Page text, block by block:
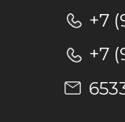
обработку